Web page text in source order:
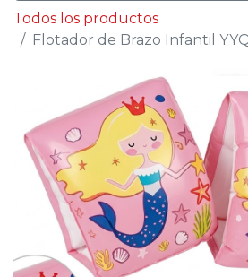
Todos los productos
Flotador de Brazo Infantil